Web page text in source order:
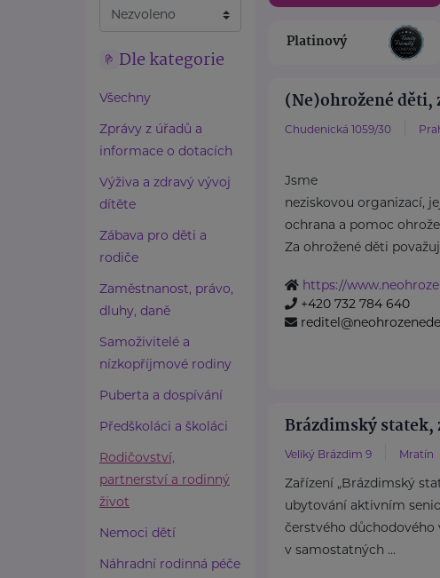
Dle kategorie
Všechny
Zprávy z úřadů a
informace o dotacích
Výživa a zdravý vývoj
dítěte
Zábava pro děti a
rodiče
Zaměstnanost, právo,
dluhy, daně
Samoživitelé a
nízkopříjmové rodiny
Puberta a dospívání
Předškoláci a školáci
Rodičovství,
partnerství a rodinný
život
Nemoci dětí
Náhradní rodinná péče
Platinový
(Ne)ohrožené děti,
Chudenická 1059/30
Jsme
neziskovou organizací,
ochrana a pomoc
Za ohrožené děti
https://
+420 732 784 640
Brázdimský statek,
Veliký Brázdim 9 Mratín
Zařízení „Brázdimský
ubytování aktivním
čerstvého důchodového
v samostatných ...